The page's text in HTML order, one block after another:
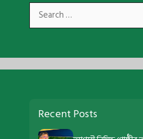
Search
for:
Recent Posts